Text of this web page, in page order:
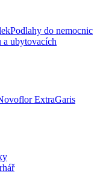
Podlahy do nemocnic
a ubytovacích
ExtraGaris